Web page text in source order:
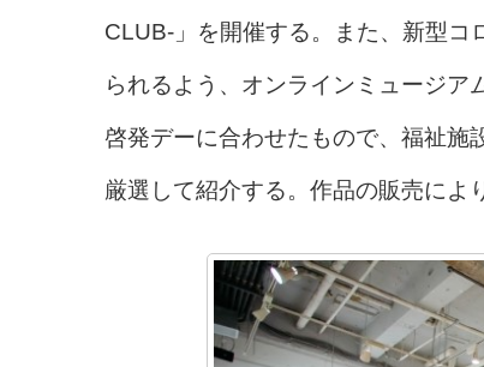
CLUB-」を開催する。また、新型コ
られるよう、オンラインミュージ
啓発デーに合わせたもので、福祉施
厳選して紹介する。作品の販売によ